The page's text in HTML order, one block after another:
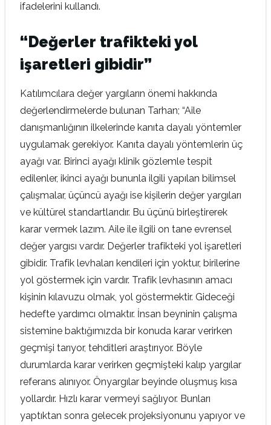
ifadelerini kullandı.
“Değerler trafikteki yol
işaretleri gibidir”
Katılımcılara değer yargıların önemi hakkında
değerlendirmelerde bulunan Tarhan; “Aile
danışmanlığının ilkelerinde kanıta dayalı yöntemler
uygulamak gerekiyor. Kanıta dayalı yöntemlerin üç
ayağı var. Birinci ayağı klinik gözlemle tespit
edilenler, ikinci ayağı bununla ilgili yapılan bilimsel
çalışmalar, üçüncü ayağı ise kişilerin değer yargıları
ve kültürel standartlarıdır. Bu üçünü birleştirerek
karar vermek lazım. Aile ile ilgili on tane evrensel
değer yargısı vardır. Değerler trafikteki yol işaretleri
gibidir. Trafik levhaları kendileri için yoktur, birilerine
yol göstermek için vardır. Trafik levhasının amacı
kişinin kılavuzu olmak, yol göstermektir. Gideceği
hedefte yardımcı olmaktır. İnsan beyninin çalışma
sistemine baktığımızda bir konuda karar verirken
geçmişi tarıyor, tehditleri araştırıyor. Böyle
durumlarda karar verirken geçmişteki kalıp yargılar
referans alınıyor. Önyargılar beyinde oluşmuş kısa
yollardır. Hızlı karar vermeyi sağlıyor. Bunları
yaptıktan sonra gelecek projeksiyonunu yapıyor ve